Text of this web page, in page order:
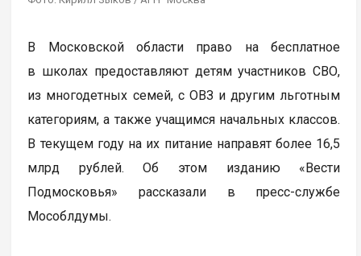
В Московской области право на бесплатное
в школах предоставляют детям участников СВО,
из многодетных семей, с ОВЗ и другим льготным
категориям, а также учащимся начальных классов.
В текущем году на их питание направят более 16,5
млрд рублей. Об этом изданию «Вести
Подмосковья» рассказали в пресс-службе
Мособлдумы.